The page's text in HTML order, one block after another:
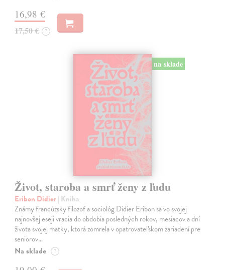
16,98 €
17,50 € ?
na sklade
Život, staroba a smrť ženy z ľudu
Eribon Didier| Kniha
Známy francúzsky filozof a sociológ Didier Eribon sa vo svojej
najnovšej eseji vracia do obdobia posledných rokov, mesiacov a dní
života svojej matky, ktorá zomrela v opatrovateľskom zariadení pre
seniorov…
Na sklade ?